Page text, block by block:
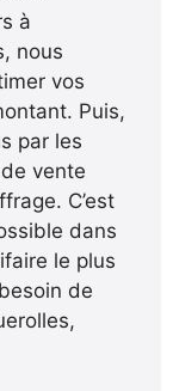
à
nous
vos
Puis,
par les
vente
C’est
dans
le plus
de